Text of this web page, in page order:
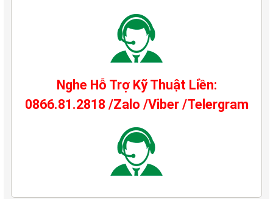
Nghe Hỗ Trợ Kỹ Thuật Liền:
0866.81.2818 /Zalo /Viber /Telergram